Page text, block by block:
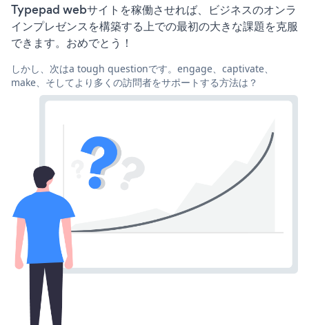
Typepad webサイトを稼働させれば、ビジネスのオンラ
インプレゼンスを構築する上での最初の大きな課題を克服
できます。おめでとう！
しかし、次はa tough questionです。engage、captivate、
make、そしてより多くの訪問者をサポートする方法は？